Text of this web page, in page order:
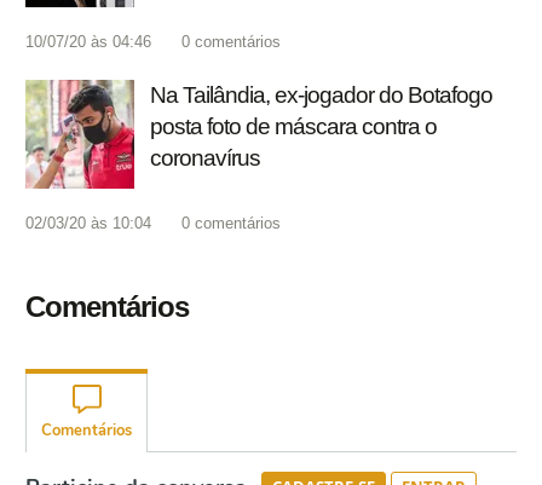
10/07/20 às 04:46 0 comentários
Na Tailândia, ex-jogador do Botafogo
posta foto de máscara contra o
coronavírus
02/03/20 às 10:04 0 comentários
Comentários